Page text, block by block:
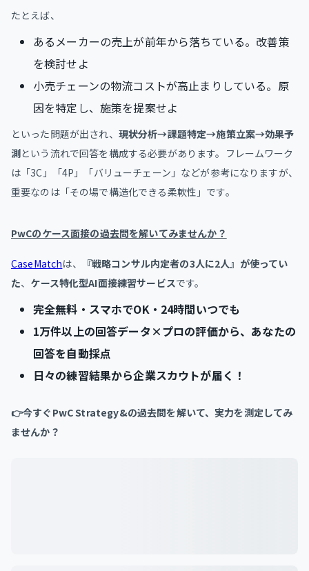
たとえば、
あるメーカーの売上が前年から落ちている。改善策
を検討せよ
小売チェーンの物流コストが高止まりしている。原
因を特定し、施策を提案せよ
といった問題が出され、 現状分析→課題特定→施策立案→効果予
測という流れで回答を構成する必要があります。フレームワーク
は「3C」「4P」「バリューチェーン」などが参考になりますが、
重要なのは「その場で構造化できる柔軟性」です。
PwCのケース面接の過去問を解いてみませんか？
CaseMatchは、
『戦略コンサル内定者の3人に2人』が使ってい
た、 ケース特化型AI面接練習サービスです。
完全無料・スマホでOK・24時間いつでも
1万件以上の回答データ×プロの評価から、あなたの
回答を自動採点
日々の練習結果から企業スカウトが届く！
👉今すぐPwC Strategy&の過去問を解いて、実力を測定してみ
ませんか？